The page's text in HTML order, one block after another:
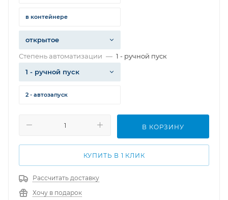
в контейнере
открытое
Степень автоматизации — 1 - ручной пуск
1 - ручной пуск
2 - автозапуск
В КОРЗИНУ
КУПИТЬ В 1 КЛИК
Рассчитать доставку
Хочу в подарок